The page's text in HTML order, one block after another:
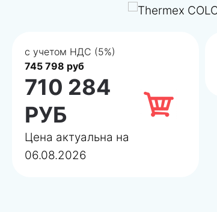
с учетом НДС (5%)
745 798 руб
710 284
РУБ
Цена актуальна на
06.08.2026